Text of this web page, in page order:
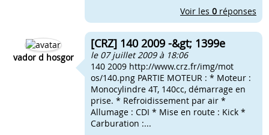
Voir les 0 réponses
vador d hosgor
[CRZ] 140 2009 -&gt; 1399e
le 07 juillet 2009 à 18:06
140 2009 http://www.crz.fr/img/mot
os/140.png PARTIE MOTEUR : * Moteur :
Monocylindre 4T, 140cc, démarrage en
prise. * Refroidissement par air *
Allumage : CDI * Mise en route : Kick *
Carburation :...